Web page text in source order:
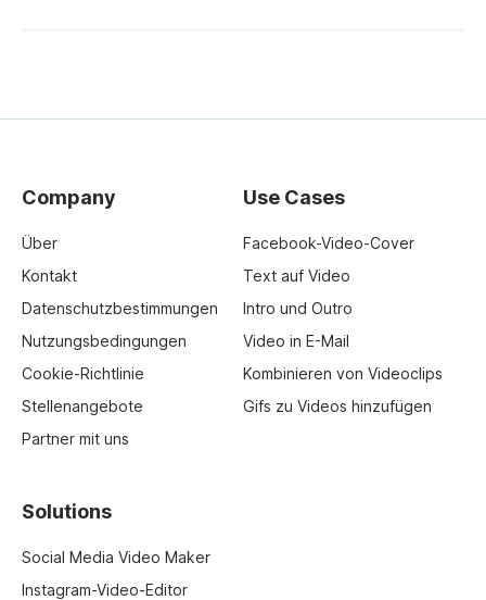
Company
Über
Kontakt
Datenschutzbestimmungen
Nutzungsbedingungen
Cookie-Richtlinie
Stellenangebote
Partner mit uns
Use Cases
Facebook-Video-Cover
Text auf Video
Intro und Outro
Video in E-Mail
Kombinieren von Videoclips
Gifs zu Videos hinzufügen
Solutions
Social Media Video Maker
Instagram-Video-Editor